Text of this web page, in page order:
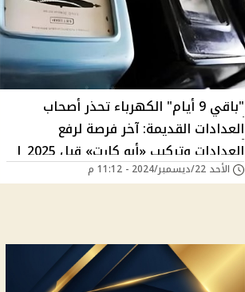
"باقي 9 أيام" الكهرباء تحذر أصحاب
العدادات القديمة: آخر فرصة لرفع
العدادات وتركيب «أبو كارت» قبل 2025 |
هل أنت بينهم؟
الأحد 22/ديسمبر/2024 - 11:12 م